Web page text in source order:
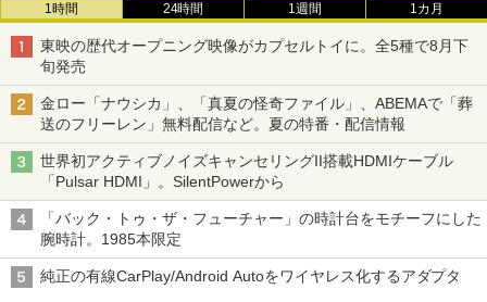
1時間 24時間 1週間 1カ月
東映の歴代オープニング映像がカプセルトイに。全5種で8月下
旬発売
金ロー「ナウシカ」、「真夏の怪奇ファイル」、ABEMAで「葬
送のフリーレン」無料配信など。夏の特番・配信情報
世界初アクティブノイズキャンセリングII搭載HDMIケーブル
「Pulsar HDMI」。SilentPowerから
「バック・トゥ・ザ・フューチャー」の時計台をモチーフにした
腕時計。1985本限定
純正の有線CarPlay/Android Autoをワイヤレス化するアダプタ